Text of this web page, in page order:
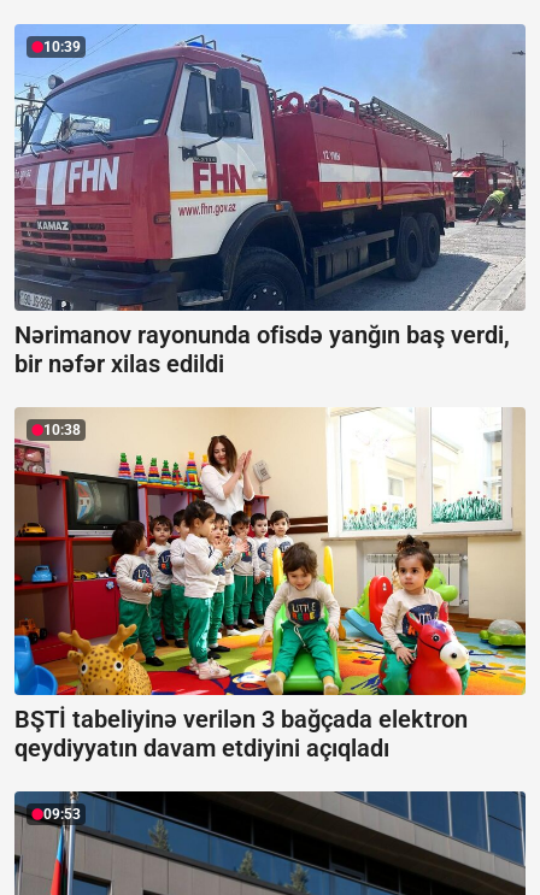
10:39
Nərimanov rayonunda ofisdə yanğın baş verdi,
bir nəfər xilas edildi
10:38
BŞTİ tabeliyinə verilən 3 bağçada elektron
qeydiyyatın davam etdiyini açıqladı
09:53